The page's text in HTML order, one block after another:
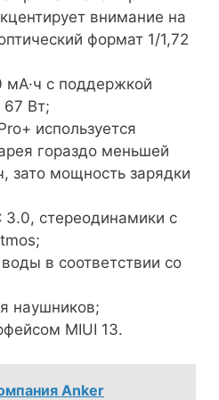
внимание на
формат 1/1,72
с поддержкой
Вт;
используется
гораздо меньшей
зато мощность зарядки
стереодинамики c
в соответствии со
наушников;
MIUI 13.
Anker